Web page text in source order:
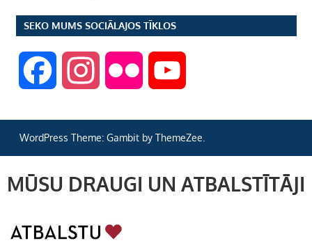
SEKO MUMS SOCIĀLAJOS TĪKLOS
c
e
s
t
i u
T
WordPress Theme: Gambit by ThemeZee.
MŪSU DRAUGI UN ATBALSTĪTĀJI